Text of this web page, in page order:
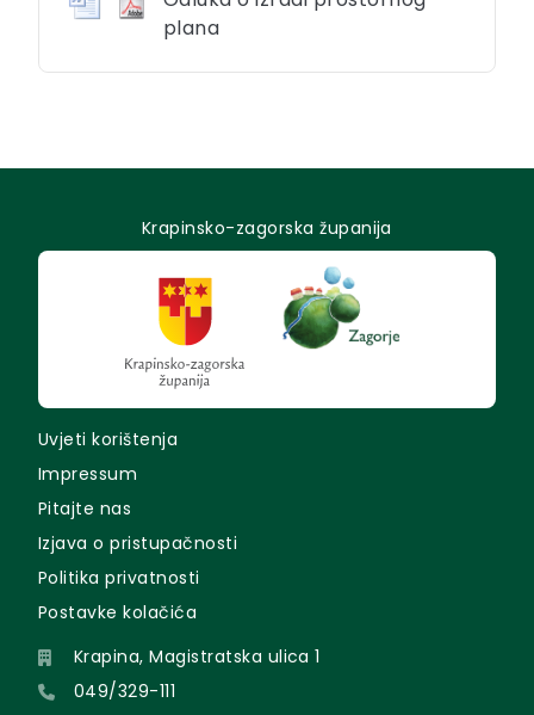
plana
Krapinsko-zagorska županija
Uvjeti korištenja
Impressum
Pitajte nas
Izjava o pristupačnosti
Politika privatnosti
Postavke kolačića
Krapina, Magistratska ulica 1
049/329-111